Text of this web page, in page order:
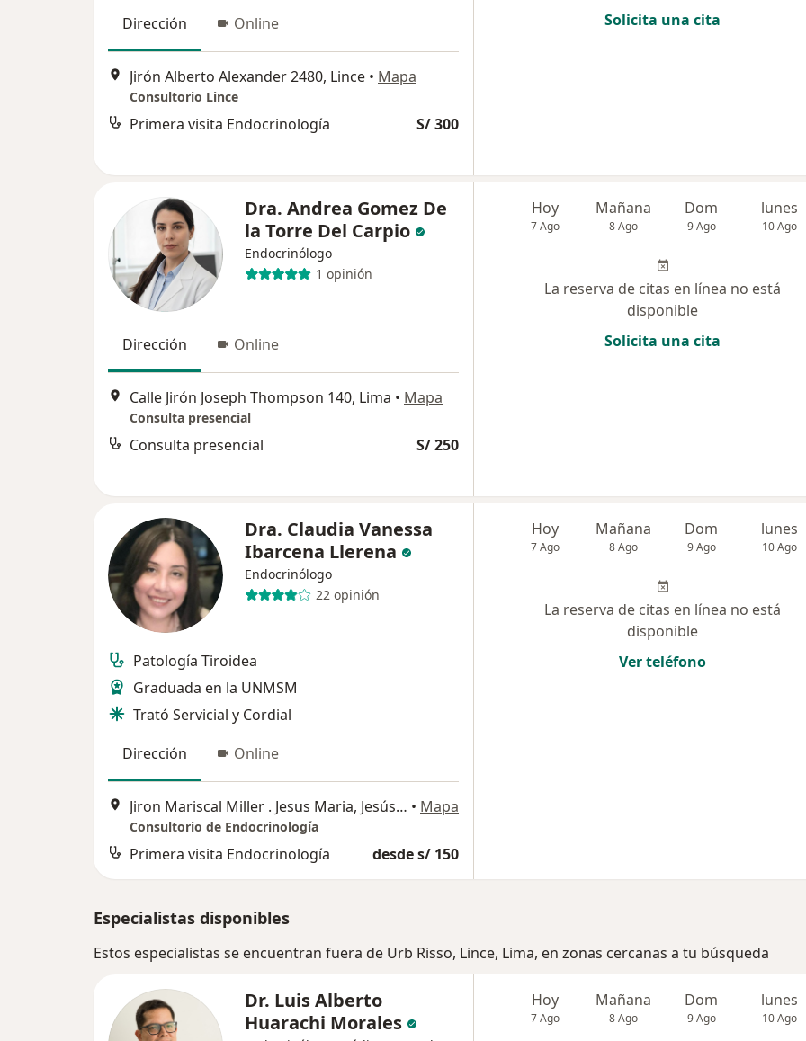
Dirección Online
Jirón Alberto Alexander 2480, Lince • Mapa
Consultorio Lince
Primera visita Endocrinología S/ 300
Solicita una cita
Dra. Andrea Gomez De
la Torre Del Carpio
Endocrinólogo
1 opinión
Dirección Online
Calle Jirón Joseph Thompson 140, Lima • Mapa
Consulta presencial
Consulta presencial S/ 250
Hoy
7 Ago
Mañana
8 Ago
Dom
9 Ago
lunes
10 Ago
La reserva de citas en línea no está
disponible
Solicita una cita
Dra. Claudia Vanessa
Ibarcena Llerena
Endocrinólogo
22 opinión
Patología Tiroidea
Graduada en la UNMSM
Trató Servicial y Cordial
Dirección
Online
Jiron Mariscal Miller . Jesus Maria, Jesús María • Mapa
Consultorio de Endocrinología
Primera visita Endocrinología desde s/ 150
Hoy
7 Ago
Mañana
8 Ago
Dom
9 Ago
lunes
10 Ago
La reserva de citas en línea no está
disponible
Ver teléfono
Especialistas disponibles
Estos especialistas se encuentran fuera de Urb Risso, Lince, Lima, en zonas cercanas a tu búsqueda
Dr. Luis Alberto
Huarachi Morales
Hoy
7 Ago
Mañana
8 Ago
Dom
9 Ago
lunes
10 Ago